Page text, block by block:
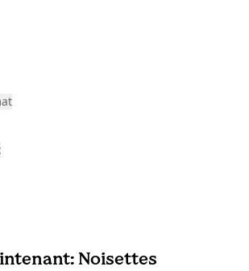
Noisettes